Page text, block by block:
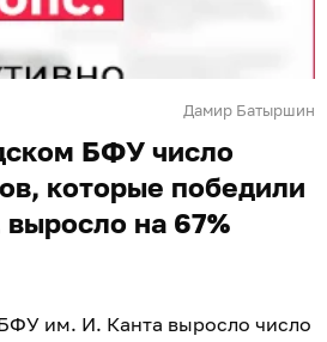
Дамир Батыршин
БФУ число
которые победили
на 67%
им. И. Канта выросло число